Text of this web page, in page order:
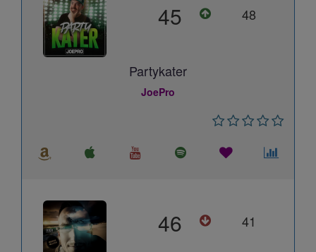
45 48
Partykater
JoePro
46 41